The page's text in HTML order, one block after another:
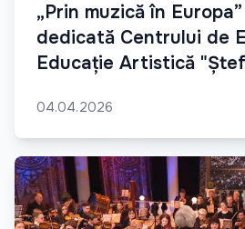
„Prin muzică în
dedicată Centrului de
Educație Artistică
04.04.2026